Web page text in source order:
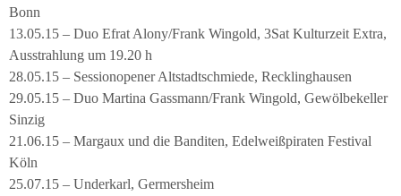
Bonn
13.05.15 – Duo Efrat Alony/Frank Wingold, 3Sat Kulturzeit Extra,
Ausstrahlung um 19.20 h
28.05.15 – Sessionopener Altstadtschmiede, Recklinghausen
29.05.15 – Duo Martina Gassmann/Frank Wingold, Gewölbekeller
Sinzig
21.06.15 – Margaux und die Banditen, Edelweißpiraten Festival
Köln
25.07.15 – Underkarl, Germersheim